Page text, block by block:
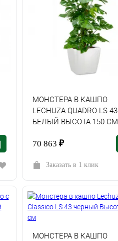
МОНСТЕРА В КАШПО
LECHUZA QUADRO LS 43
БЕЛЫЙ ВЫСОТА 150 СМ
70 863 ₽
Заказать в 1 клик
МОНСТЕРА В КАШПО